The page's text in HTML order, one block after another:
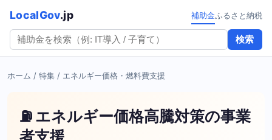
LocalGov.jp
検索
補助金ふるさと納税
ホーム / 特集 / エネルギー価格・燃料費支援
⛽ エネルギー価格高騰対策の事業